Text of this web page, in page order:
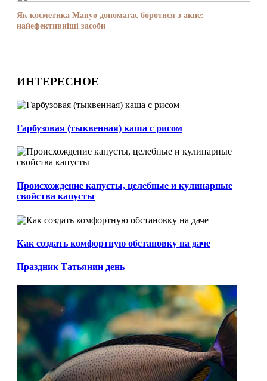
Як косметика Manyo допомагає боротися з акне:
найефективніші засоби
ИНТЕРЕСНОЕ
Гарбузовая (тыквенная) каша с рисом
Происхождение капусты, целебные и кулинарные
свойства капусты
Как создать комфортную обстановку на даче
Праздник Татьянин день